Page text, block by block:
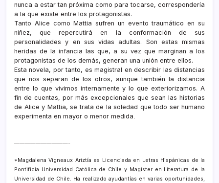
nunca a estar tan próxima como para tocarse, correspondería
a la que existe entre los protagonistas.
Tanto Alice como Mattia sufren un evento traumático en su
niñez, que repercutirá en la conformación de sus
personalidades y en sus vidas adultas. Son estas mismas
heridas de la infancia las que, a su vez que marginan a los
protagonistas de los demás, generan una unión entre ellos.
Esta novela, por tanto, es magistral en describir las distancias
que nos separan de los otros, aunque también la distancia
entre lo que vivimos internamente y lo que exteriorizamos. A
fin de cuentas, por más excepcionales que sean las historias
de Alice y Mattia, se trata de la soledad que todo ser humano
experimenta en mayor o menor medida.
——————————-
*Magdalena Vigneaux Ariztía es Licenciada en Letras Hispánicas de la
Pontificia Universidad Católica de Chile y Magíster en Literatura de la
Universidad de Chile. Ha realizado ayudantías en varias oportunidades,